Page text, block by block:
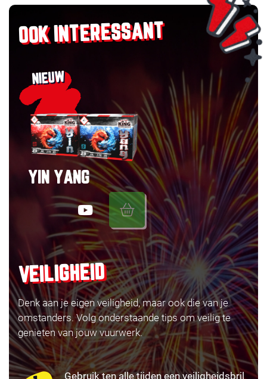
OOK INTERESSANT
NIEUW
YIN YANG
VEILIGHEID
Denk aan je eigen veiligheid, maar ook die van je
omstanders. Volg onderstaande tips om veilig te
genieten van jouw vuurwerk.
Gebruik ten alle tijden een veiligheidsbril